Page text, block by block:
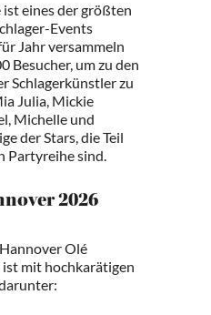
eines der größten
Events
Jahr versammeln
Besucher, um zu den
Schlagerkünstler zu
Julia, Mickie
Michelle und
der Stars, die Teil
Partyreihe sind.
2026
Olé
mit hochkarätigen